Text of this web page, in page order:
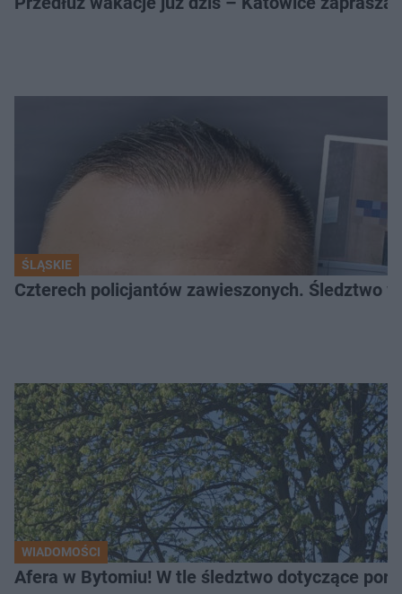
ŚLĄSKIE
Czterech policjantów zawieszonych. Śledztwo
WIADOMOŚCI
Afera w Bytomiu! W tle śledztwo dotyczące